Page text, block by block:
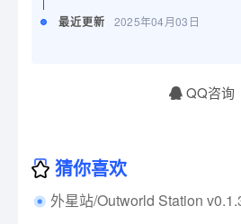
最近更新 2025年04月03日
QQ咨询
猜你喜欢